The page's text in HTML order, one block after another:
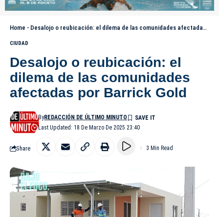
Home - Desalojo o reubicación: el dilema de las comunidades afectadas por Barrick Gold
CIUDAD
Desalojo o reubicación: el
dilema de las comunidades
afectadas por Barrick Gold
Last Updated: 18 De Marzo De 2025 23:40
ByREDACCIÓN DE ÚLTIMO MINUTO
Share 3 Min Read